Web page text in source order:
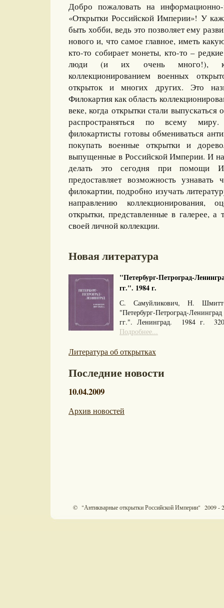
Добро пожаловать на информационно-
«Открытки Российской Империи»! У
быть хобби, ведь это позволяет ему
нового и, что самое главное, иметь
кто-то собирает монеты, кто-то –
люди (и их очень много!),
коллекционированием военных
открыток и многих других. Это
Филокартия как область
веке, когда открытки стали
распространяться по всему
филокартисты готовы обмениваться
покупать военные открытки и
выпущенные в Российской Империи. И
делать это сегодня при помощи
предоставляет возможность
филокартии, подробно изучать
направлению коллекционирования,
открытки, представленные в галерее, а
своей личной коллекции.
Новая литература
"Петербург-Петроград-
гг.". 1984 г.
С. Самуйликович, Н.
"Петербург-Петроград-
гг.". Ленинград. 1984 г.
Подробнее...
Литература об открытках
Последние новости
10.04.2009
Архив новостей
© "Антикварные открытки Российской Империи" 2009 -